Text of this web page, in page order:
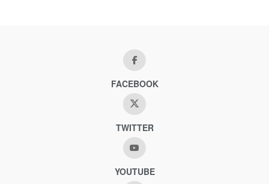
FACEBOOK
TWITTER
YOUTUBE